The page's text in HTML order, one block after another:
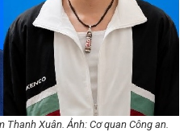
Xuân. Ảnh: Cơ quan Công an.